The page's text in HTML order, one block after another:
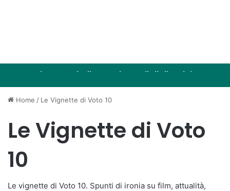
La vignetta dedicata all’esodo di agosto
La vignetta di Spider-Man: Brand New Day
La vignetta dedicata ai Mondiali di Calcio
appena terminati
Home / Le Vignette di Voto 10
Le Vignette di Voto
10
Le vignette di Voto 10. Spunti di ironia su film, attualità,